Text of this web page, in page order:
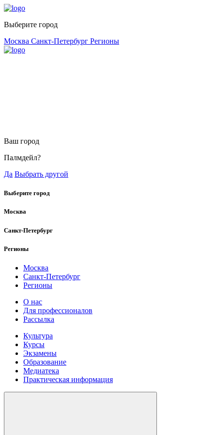
Выберите город
Москва Санкт-Петербург Регионы
Ваш город
Палмдейл?
Да Выбрать другой
Выберите город
Москва
Санкт-Петербург
Регионы
Москва
Санкт-Петербург
Регионы
О нас
Для профессионалов
Рассылка
Культура
Курсы
Экзамены
Образование
Медиатека
Практическая информация